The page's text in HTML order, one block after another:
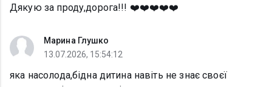
Дякую за проду,дорога!!! ❤️❤️❤️❤️❤️
Марина Глушко
13.07.2026, 15:54:12
яка насолода,бідна дитина навіть не знає своєї